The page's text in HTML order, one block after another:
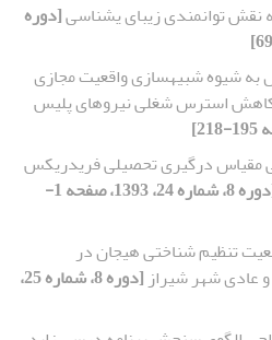
نقش توانمندی زیبای یشناسی[دوره
به شیوه شبیهسازی واقعیت مجازی
کاهش استرس شغلی نیروهای پلیس
مقیاس درگیری تحصیلی فریدریکس
[دوره 8، شماره 24، 1393، صفحه 1-
تنظیم شناختی هیجان در
عادی شهر شیراز
[دوره 8، شماره 25،